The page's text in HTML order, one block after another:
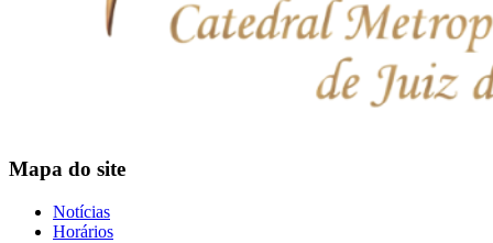
Mapa do site
Notícias
Horários